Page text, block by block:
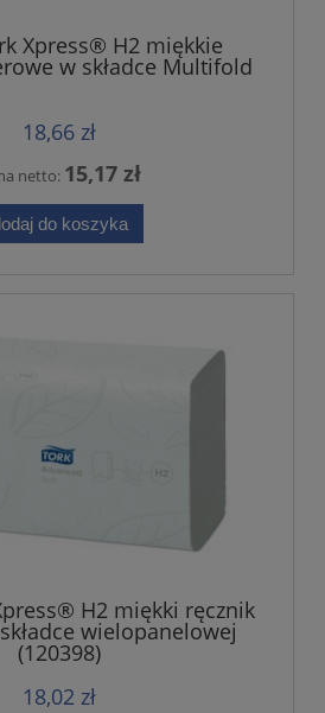
Xpress® H2 miękkie
w składce Multifold
18,66 zł
netto: 15,17 zł
do koszyka
H2 miękki ręcznik
wielopanelowej
(120398)
18,02 zł